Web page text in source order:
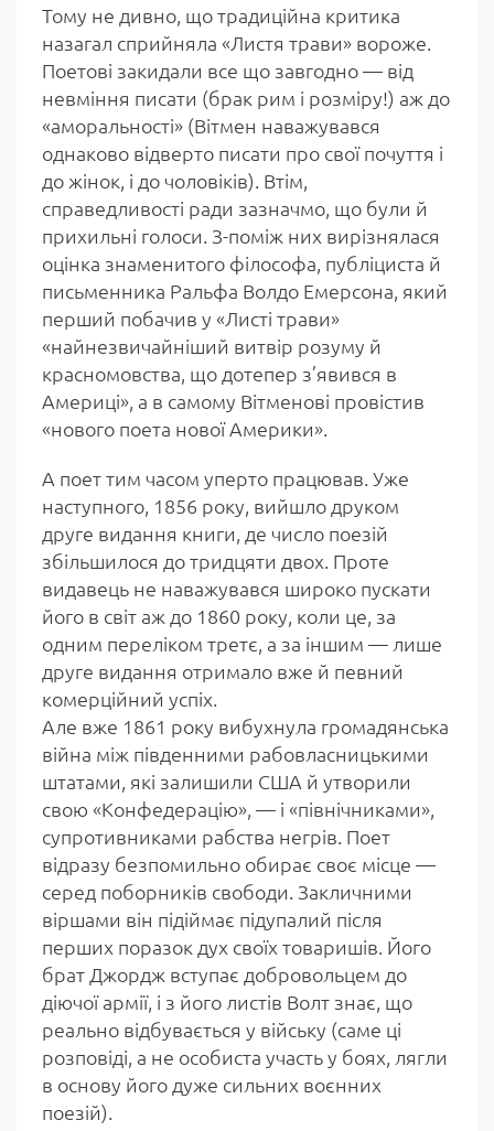
Тому не дивно, що традиційна критика
назагал сприйняла «Листя трави» вороже.
Поетові закидали все що завгодно — від
невміння писати (брак рим і розміру!) аж до
«аморальності» (Вітмен наважувався
однаково відверто писати про свої почуття і
до жінок, і до чоловіків). Втім,
справедливості ради зазначмо, що були й
прихильні голоси. З-поміж них вирізнялася
оцінка знаменитого філософа, публіциста й
письменника Ральфа Волдо Емерсона, який
перший побачив у «Листі трави»
«найнезвичайніший витвір розуму й
красномовства, що дотепер з’явився в
Америці», а в самому Вітменові провістив
«нового поета нової Америки».
А поет тим часом уперто працював. Уже
наступного, 1856 року, вийшло друком
друге видання книги, де число поезій
збільшилося до тридцяти двох. Проте
видавець не наважувався широко пускати
його в світ аж до 1860 року, коли це, за
одним переліком третє, а за іншим — лише
друге видання отримало вже й певний
комерційний успіх.
Але вже 1861 року вибухнула громадянська
війна між південними рабовласницькими
штатами, які залишили США й утворили
свою «Конфедерацію», — і «північниками»,
супротивниками рабства негрів. Поет
відразу безпомильно обирає своє місце —
серед поборників свободи. Закличними
віршами він підіймає підупалий після
перших поразок дух своїх товаришів. Його
брат Джордж вступає добровольцем до
діючої армії, і з його листів Волт знає, що
реально відбувається у війську (саме ці
розповіді, а не особиста участь у боях, лягли
в основу його дуже сильних воєнних
поезій).